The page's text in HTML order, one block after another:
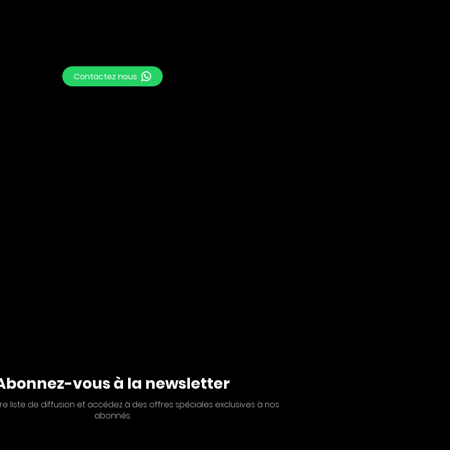
Contactez nous
vous à la newsletter
liste de diffusion et accédez à des offres spéciales exclusives à nos
abonnés.